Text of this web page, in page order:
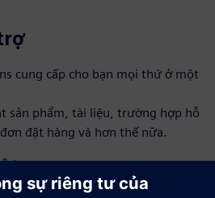
cung cấp cho bạn mọi thứ ở một
sản phẩm, tài liệu, trường hợp hỗ
đặt hàng và hơn thế nữa.
trợ